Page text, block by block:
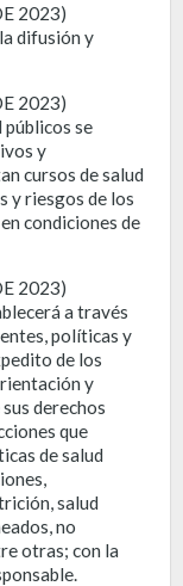
2023)
difusión y
2023)
públicos se
y
cursos de salud
y riesgos de los
condiciones de
2023)
a través
políticas y
de los
y
derechos
que
de salud
salud
no
otras; con la